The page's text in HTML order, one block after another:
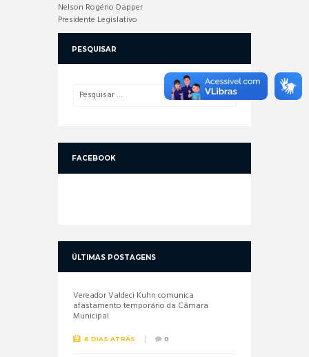
Nelson Rogério Dapper
Presidente Legislativo
PESQUISAR
FACEBOOK
ÚLTIMAS POSTAGENS
Vereador Valdeci Kuhn comunica
afastamento temporário da Câmara
Municipal
6 DIAS ATRÁS 0